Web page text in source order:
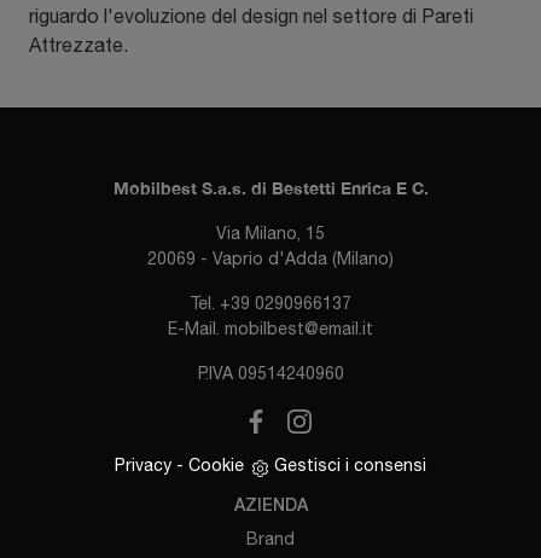
riguardo l'evoluzione del design nel settore di Pareti
Attrezzate.
Mobilbest S.a.s. di Bestetti Enrica E C.
Via Milano, 15
20069 - Vaprio d'Adda (Milano)
Tel. +39 0290966137
E-Mail. mobilbest@email.it
P.IVA 09514240960
Privacy - Cookie Gestisci i consensi
AZIENDA
Brand